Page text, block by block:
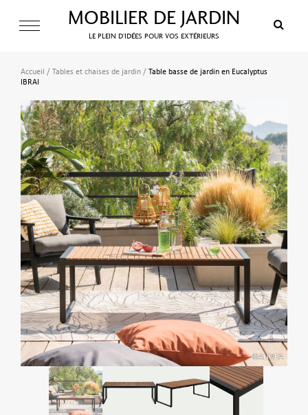
MOBILIER DE JARDIN
LE PLEIN D’IDÉES POUR VOS EXTÉRIEURS
Accueil / Tables et chaises de jardin/
Table basse de jardin en Eucalyptus
IBRAI
©ALINEA